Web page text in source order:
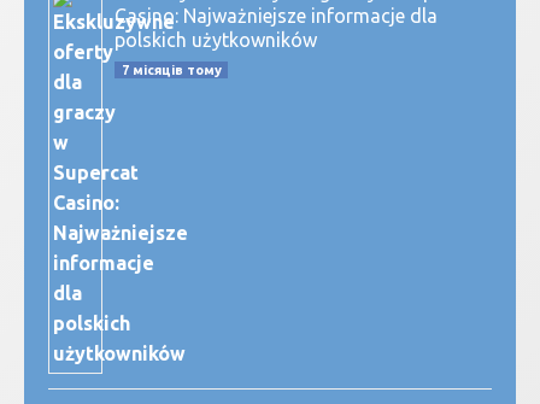
Casino: Najważniejsze informacje dla
polskich użytkowników
7 місяців тому